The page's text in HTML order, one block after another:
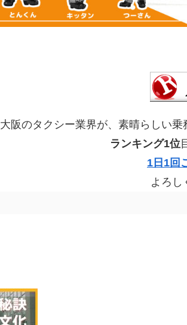
大阪のタクシー業界が、素晴らしい乗
ランキング1位
1日1回
よろし